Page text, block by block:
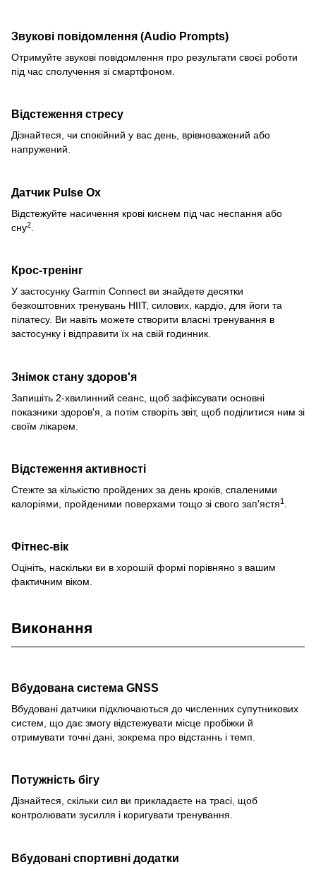
Звукові повідомлення (Audio Prompts)
Отримуйте звукові повідомлення про результати своєї роботи
під час сполучення зі смартфоном.
Відстеження стресу
Дізнайтеся, чи спокійний у вас день, врівноважений або
напружений.
Датчик Pulse Ox
Відстежуйте насичення крові киснем під час неспання або
сну2
Крос-тренінг
У застосунку Garmin Connect ви знайдете десятки
безкоштовних тренувань HIIT, силових, кардіо, для йоги та
пілатесу. Ви навіть можете створити власні тренування в
застосунку і відправити їх на свій годинник.
Знімок стану здоров'я
Запишіть 2-хвилинний сеанс, щоб зафіксувати основні
показники здоров'я, а потім створіть звіт, щоб поділитися ним зі
своїм лікарем.
Відстеження активності
Стежте за кількістю пройдених за день кроків, спаленими
калоріями, пройденими поверхами тощо зі свого зап'ястя1
Фітнес-вік
Оцініть, наскільки ви в хорошій формі порівняно з вашим
фактичним віком.
Виконання
Вбудована система GNSS
Вбудовані датчики підключаються до численних супутникових
систем, що дає змогу відстежувати місце пробіжки й
отримувати точні дані, зокрема про відстаннь і темп.
Потужність бігу
Дізнайтеся, скільки сил ви прикладаєте на трасі, щоб
контролювати зусилля і коригувати тренування.
Вбудовані спортивні додатки